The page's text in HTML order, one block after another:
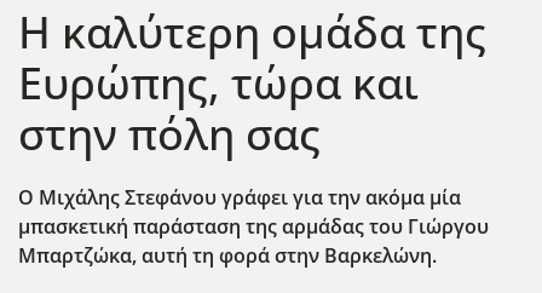
Η καλύτερη ομάδα της
Ευρώπης, τώρα και
στην πόλη σας
Ο Μιχάλης Στεφάνου γράφει για την ακόμα μία
μπασκετική παράσταση της αρμάδας του Γιώργου
Μπαρτζώκα, αυτή τη φορά στην Βαρκελώνη.